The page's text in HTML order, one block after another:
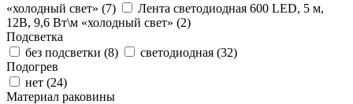
«холодный свет» (7)
Лента светодиодная 600 LED, 5 м,
12В, 9,6 Вт\м «холодный свет» (2)
Подсветка
без подсветки (8) светодиодная (32)
Подогрев
нет (24)
Материал раковины